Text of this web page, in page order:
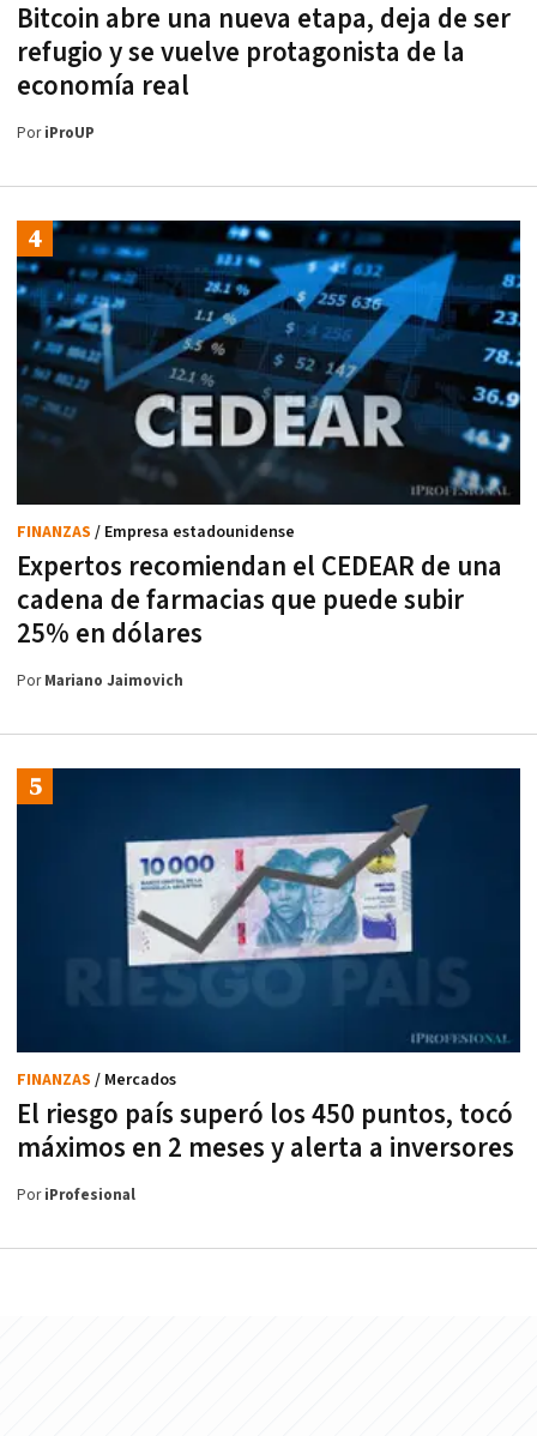
Bitcoin abre una nueva etapa, deja de ser
refugio y se vuelve protagonista de la
economía real
PoriProUP
Expertos recomiendan el CEDEAR de una
cadena de farmacias que puede subir
25% en dólares
FINANZAS / Empresa estadounidense
PorMariano Jaimovich
El riesgo país superó los 450 puntos, tocó
máximos en 2 meses y alerta a inversores
FINANZAS / Mercados
PoriProfesional